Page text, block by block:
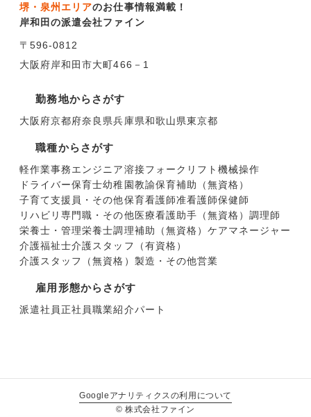
堺・泉州エリアのお仕事情報満載！
岸和田の派遣会社ファイン
〒596-0812
大阪府岸和田市大町466－1
勤務地からさがす
大阪府京都府奈良県兵庫県和歌山県東京都
職種からさがす
軽作業事務エンジニア溶接フォークリフト 機械操作
ドライバー保育士幼稚園教諭保育補助（無資格）
子育て支援員・その他保育看護師准看護師保健師
リハビリ専門職・その他医療看護助手（無資格）調理師
栄養士・管理栄養士調理補助（無資格） ケアマネージャー
介護福祉士介護スタッフ（有資格）
介護スタッフ（無資格） 製造・その他営業
雇用形態からさがす
派遣社員正社員職業紹介パート
© 株式会社ファイン
Googleアナリティクスの利用について